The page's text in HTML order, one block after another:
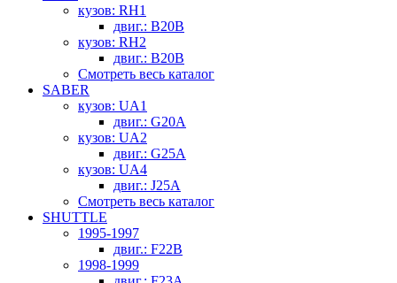
кузов: RH1
двиг.: B20B
кузов: RH2
двиг.: B20B
Смотреть весь каталог
SABER
кузов: UA1
двиг.: G20A
кузов: UA2
двиг.: G25A
кузов: UA4
двиг.: J25A
Смотреть весь каталог
SHUTTLE
1995-1997
двиг.: F22B
1998-1999